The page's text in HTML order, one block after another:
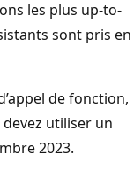
les plus up-to-
sont pris en
de fonction,
utiliser un
2023.